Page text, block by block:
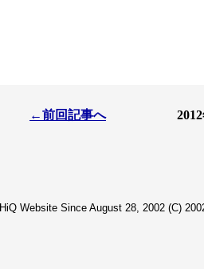
←前回記事へ
HiQ Website Since August 28, 2002 (C)